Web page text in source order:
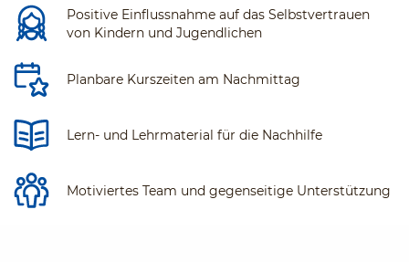
Positive Einflussnahme auf das Selbstvertrauen
von Kindern und Jugendlichen
Planbare Kurszeiten am Nachmittag
Lern- und Lehrmaterial für die Nachhilfe
Motiviertes Team und gegenseitige Unterstützung